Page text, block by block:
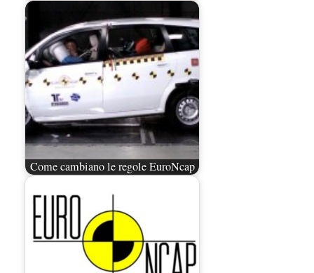
Come cambiano le regole EuroNcap